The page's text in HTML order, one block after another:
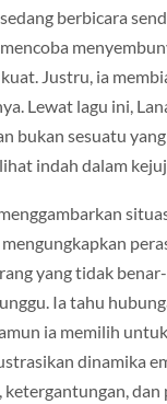
berbicara
Justru, ia
Lewat lagu ini,
bukan sesuatu
indah dalam
yang tidak
Ia tahu
ia memilih
dinamika
dan